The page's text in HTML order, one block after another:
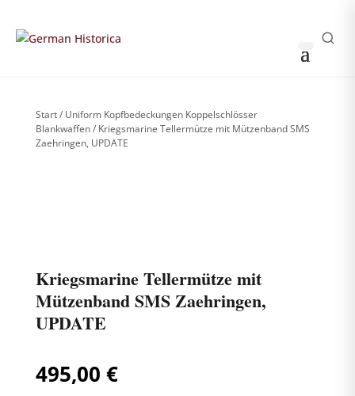
Start/ Uniform Kopfbedeckungen Koppelschlösser
Blankwaffen/ Kriegsmarine Tellermütze mit Mützenband SMS
Zaehringen, UPDATE
Kriegsmarine Tellermütze mit
Mützenband SMS Zaehringen,
UPDATE
495,00 €